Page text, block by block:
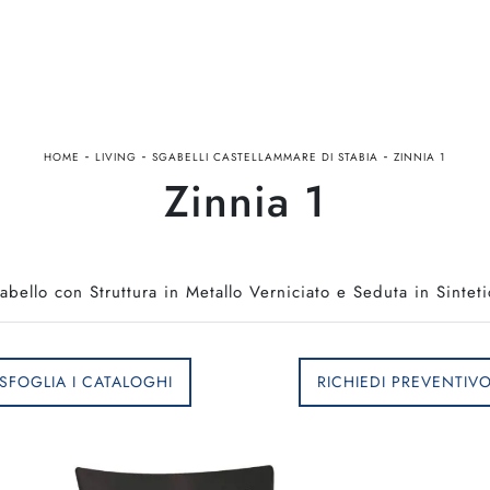
HOME - LIVING - SGABELLI CASTELLAMMARE DI STABIA - ZINNIA 1
Zinnia 1
con Struttura in Metallo Verniciato e Seduta in
SFOGLIA I CATALOGHI RICHIEDI PREVENTIVO